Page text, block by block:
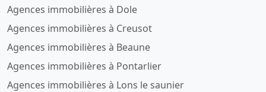
Agences immobilières à Dole
Agences immobilières à Creusot
Agences immobilières à Beaune
Agences immobilières à Pontarlier
Agences immobilières à Lons le saunier